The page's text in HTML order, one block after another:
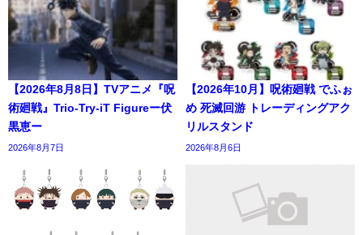
【2026年8月8日】TVアニメ『呪
術廻戦』Trio-Try-iT Figureー伏
黒恵ー
2026年8月7日
【2026年10月】呪術廻戦 でふぉ
め 死滅回游 トレーディングアク
リルスタンド
2026年8月6日